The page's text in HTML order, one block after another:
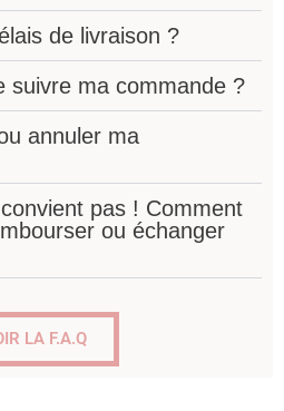
de livraison ?
suivre ma commande ?
annuler ma
pas ! Comment
ou échanger
LA F.A.Q